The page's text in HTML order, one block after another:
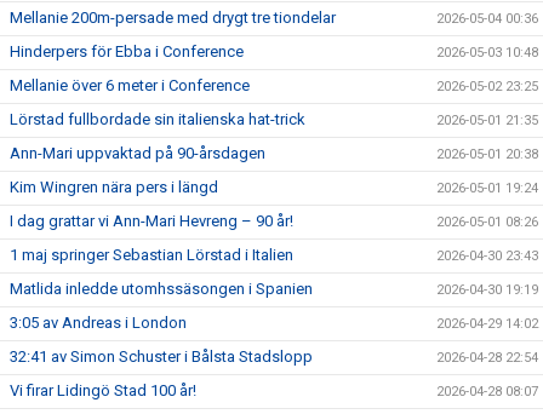
Mellanie 200m-persade med drygt tre tiondelar 2026-05-04 00:36
Hinderpers för Ebba i Conference 2026-05-03 10:48
Mellanie över 6 meter i Conference 2026-05-02 23:25
Lörstad fullbordade sin italienska hat-trick 2026-05-01 21:35
Ann-Mari uppvaktad på 90-årsdagen 2026-05-01 20:38
Kim Wingren nära pers i längd 2026-05-01 19:24
I dag grattar vi Ann-Mari Hevreng – 90 år! 2026-05-01 08:26
1 maj springer Sebastian Lörstad i Italien 2026-04-30 23:43
Matlida inledde utomhssäsongen i Spanien 2026-04-30 19:19
3:05 av Andreas i London 2026-04-29 14:02
32:41 av Simon Schuster i Bålsta Stadslopp 2026-04-28 22:54
Vi firar Lidingö Stad 100 år! 2026-04-28 08:07